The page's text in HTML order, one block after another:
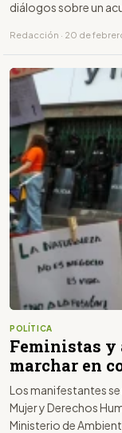
diálogos sobre un
Redacción · 20 de
POLÍTICA
Feministas
marchar en
Los manifestantes se
Mujer y Derechos
Ministerio de